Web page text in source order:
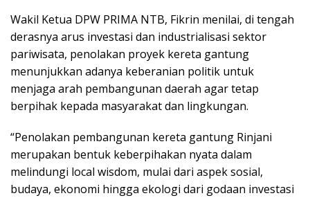
Wakil Ketua DPW PRIMA NTB, Fikrin menilai, di tengah
derasnya arus investasi dan industrialisasi sektor
pariwisata, penolakan proyek kereta gantung
menunjukkan adanya keberanian politik untuk
menjaga arah pembangunan daerah agar tetap
berpihak kepada masyarakat dan lingkungan.
“Penolakan pembangunan kereta gantung Rinjani
merupakan bentuk keberpihakan nyata dalam
melindungi local wisdom, mulai dari aspek sosial,
budaya, ekonomi hingga ekologi dari godaan investasi